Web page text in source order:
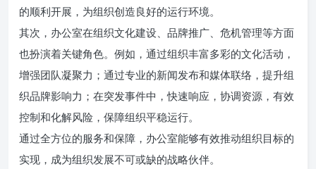
的顺利开展，为组织创造良好的运行环境。
其次，办公室在组织文化建设、品牌推广、危机管理等方面
也扮演着关键角色。例如，通过组织丰富多彩的文化活动，
增强团队凝聚力；通过专业的新闻发布和媒体联络，提升组
织品牌影响力；在突发事件中，快速响应，协调资源，有效
控制和化解风险，保障组织平稳运行。
通过全方位的服务和保障，办公室能够有效推动组织目标的
实现，成为组织发展不可或缺的战略伙伴。